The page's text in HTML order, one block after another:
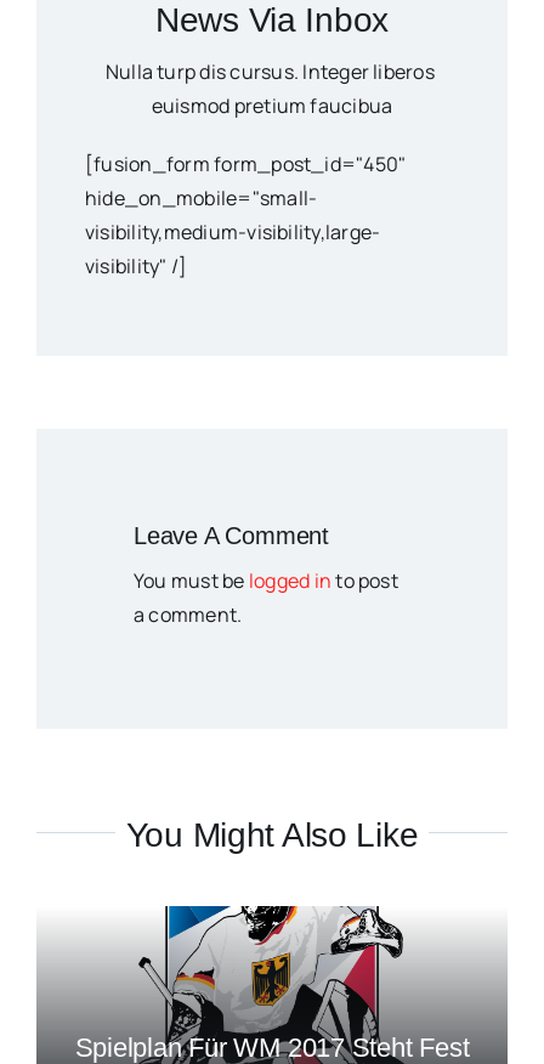
News Via Inbox
Nulla turp dis cursus. Integer liberos
euismod pretium faucibua
[fusion_form form_post_id="450"
hide_on_mobile="small-
visibility,medium-visibility,large-
visibility" /]
Leave A Comment
You must be logged into post
a comment.
You Might Also Like
Spielplan Für WM 2017 Steht Fest